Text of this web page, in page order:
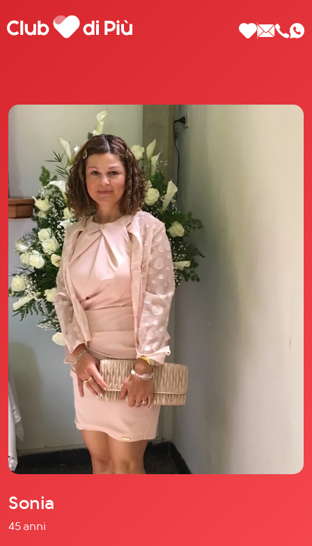
Scopri Club di Più
Le testimonianze Club di Più
La fondatrice Valeria Pilla
Annunci Donne
Agenzia matrimoniale Club di Più
Love Notebook
Il libro Donna di Cuori
Quanto costa Club di Più
Love Academy
Domande Frequenti
Impegno Sociale
Le nostre sedi
Facebook
YouTube
Instagram
TikTok
Sonia
45 anni